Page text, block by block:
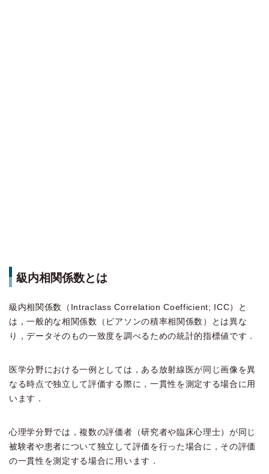
級内相関係数とは
級内相関係数（Intraclass Correlation Coefficient; ICC）と
は，一般的な相関係数（ピアソンの積率相関係数）とは異な
り，データそのもの一致度を調べるための統計的指標値です．
医学分野における一例としては，ある放射線医が同じ画像を異
なる時点で独立して評価する際に，一貫性を測定する場合に用
います．
心理学分野では，複数の評価者（研究者や臨床心理士）が同じ
被験者や患者について独立して評価を行った場合に，その評価
の一貫性を測定する場合に用います．